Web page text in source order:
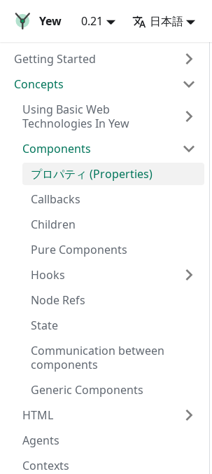
Yew 0.21 日本語
Getting Started
Concepts
Using Basic Web
Technologies In Yew
Components
プロパティ (Properties)
Callbacks
Children
Pure Components
Hooks
Node Refs
State
Communication between
components
Generic Components
HTML
Agents
Contexts